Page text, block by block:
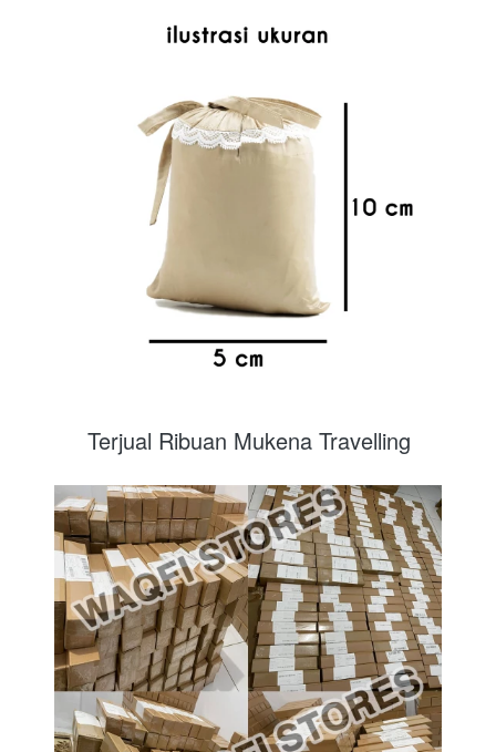
Terjual Ribuan Mukena Travelling